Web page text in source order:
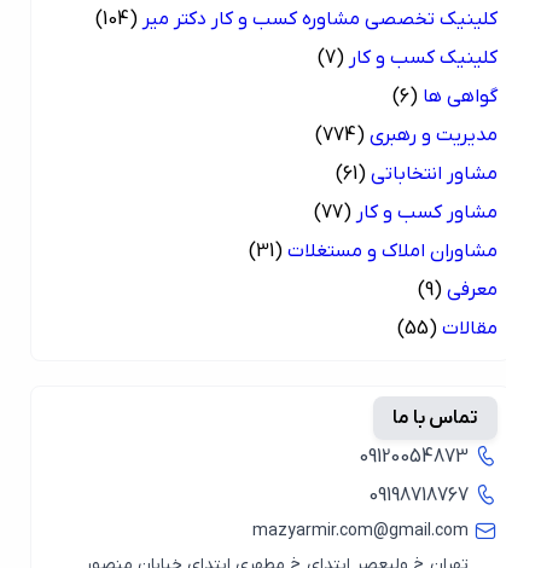
کلینیک تخصصی مشاوره کسب و کار دکتر میر (104)
کلینیک کسب و کار (7)
گواهی ها (6)
مدیریت و رهبری (774)
مشاور انتخاباتی (61)
مشاور کسب و کار (77)
مشاوران املاک و مستغلات (31)
معرفی (9)
مقالات (55)
تماس با ما
09120054873
09198718767
mazyarmir.com@gmail.com